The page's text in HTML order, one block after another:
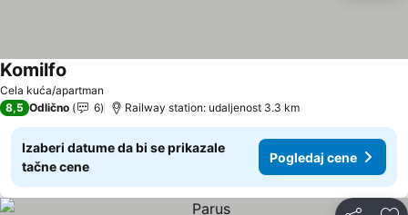
Cela kuća/apartman
Komilfo
8,5 Odlično 6 Railway station: udaljenost 3.3 km
Izaberi datume da bi se prikazale
tačne cene
Pogledaj cene